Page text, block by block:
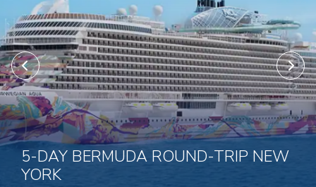
5-DAY BERMUDA ROUND-TRIP NEW
YORK